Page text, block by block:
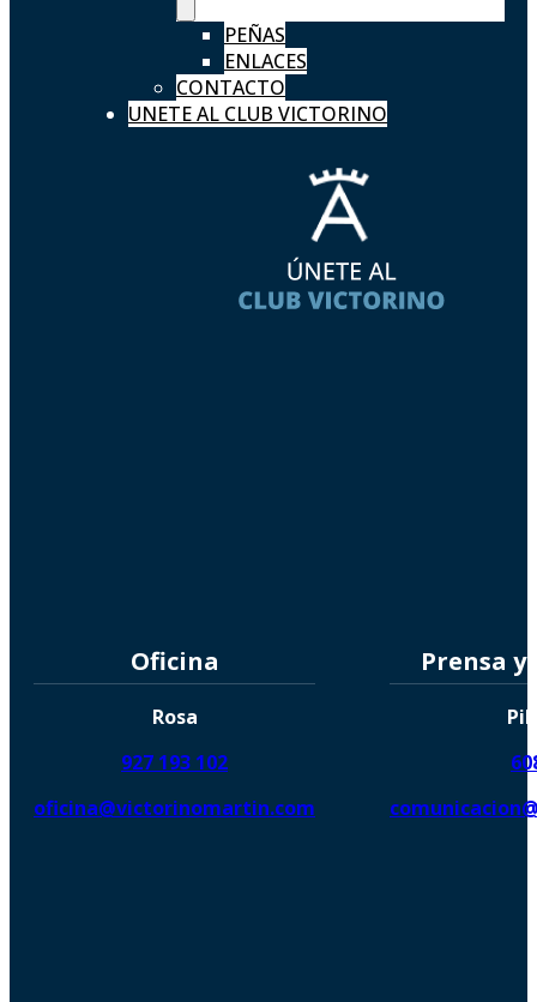
PEÑAS
ENLACES
CONTACTO
UNETE AL CLUB VICTORINO
Oficina
Rosa
927 193 102
oficina@victorinomartin.com
Prensa